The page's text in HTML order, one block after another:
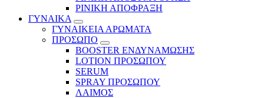
ΡΙΝΙΚΗ ΑΠΟΦΡΑΞΗ
ΓΥΝΑΙΚΑ
ΓΥΝΑΙΚΕΙΑ ΑΡΩΜΑΤΑ
ΠΡΟΣΩΠΟ
BOOSTER ΕΝΔΥΝΑΜΩΣΗΣ
LOTION ΠΡΟΣΩΠΟΥ
SERUM
SPRAY ΠΡΟΣΩΠΟΥ
ΛΑΙΜΟΣ